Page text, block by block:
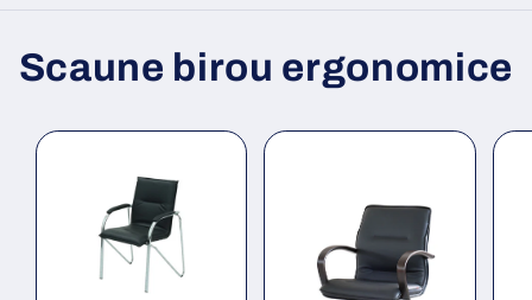
Scaune birou ergonomice